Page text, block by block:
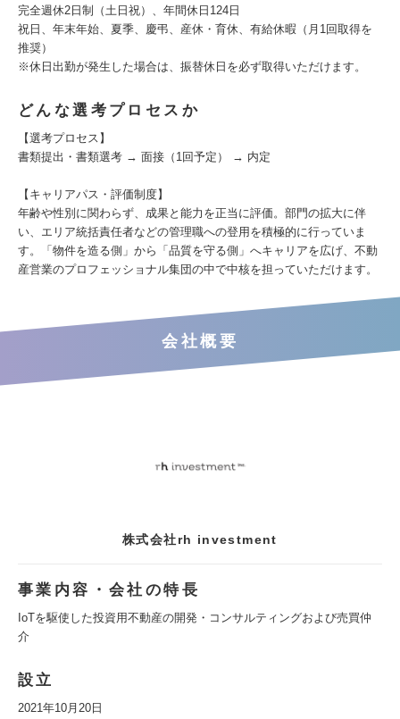
完全週休2日制（土日祝）、年間休日124日
祝日、年末年始、夏季、慶弔、産休・育休、有給休暇（月1回取得を
推奨）
※休日出勤が発生した場合は、振替休日を必ず取得いただけます。
どんな選考プロセスか
【選考プロセス】
書類提出・書類選考 → 面接（1回予定） → 内定
【キャリアパス・評価制度】
年齢や性別に関わらず、成果と能力を正当に評価。部門の拡大に伴
い、エリア統括責任者などの管理職への登用を積極的に行っていま
す。「物件を造る側」から「品質を守る側」へキャリアを広げ、不動
産営業のプロフェッショナル集団の中で中核を担っていただけます。
会社概要
株式会社rh investment
事業内容・会社の特長
IoTを駆使した投資用不動産の開発・コンサルティングおよび売買仲
介
設立
2021年10月20日